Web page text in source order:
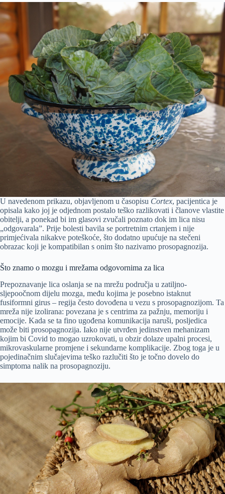
U navedenom prikazu, objavljenom u časopisu Cortex, pacijentica je
opisala kako joj je odjednom postalo teško razlikovati i članove vlastite
obitelji, a ponekad bi im glasovi zvučali poznato dok im lica nisu
„odgovarala”. Prije bolesti bavila se portretnim crtanjem i nije
primjećivala nikakve poteškoće, što dodatno upućuje na stečeni
obrazac koji je kompatibilan s onim što nazivamo prosopagnozija.
Što znamo o mozgu i mrežama odgovornima za lica
Prepoznavanje lica oslanja se na mrežu područja u zatiljno-
sljepoočnom dijelu mozga, među kojima je posebno istaknut
fusiformni girus – regija često dovođena u vezu s prosopagnozijom. Ta
mreža nije izolirana: povezana je s centrima za pažnju, memoriju i
emocije. Kada se ta fino ugođena komunikacija naruši, posljedica
može biti prosopagnozija. Iako nije utvrđen jedinstven mehanizam
kojim bi Covid to mogao uzrokovati, u obzir dolaze upalni procesi,
mikrovaskularne promjene i sekundarne komplikacije. Zbog toga je u
pojedinačnim slučajevima teško razlučiti što je točno dovelo do
simptoma nalik na prosopagnoziju.